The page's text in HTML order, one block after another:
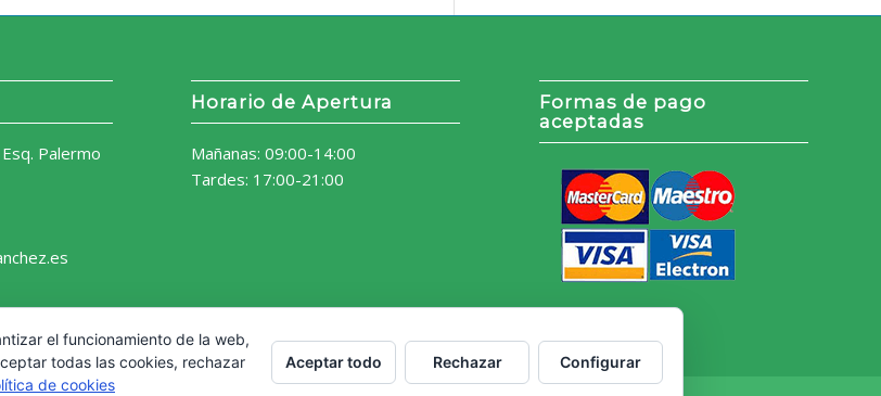
Palermo
Horario de Apertura
Mañanas: 09:00-14:00
Tardes: 17:00-21:00
Formas de pago
aceptadas
el funcionamiento de la web,
todas las cookies, rechazar
de cookies
Aceptar todo Rechazar Configurar